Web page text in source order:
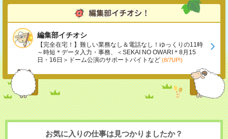
編集部イチオシ
【完全在宅！】難しい業務なし＆電話なし！ゆっくりの11時
～時短＊データ入力・事務、＜SEKAI NO OWARI＊8月15
日・16日＞ドーム公演のサポートバイトなど (8/7UP!)
お気に入りの仕事は見つかりましたか？